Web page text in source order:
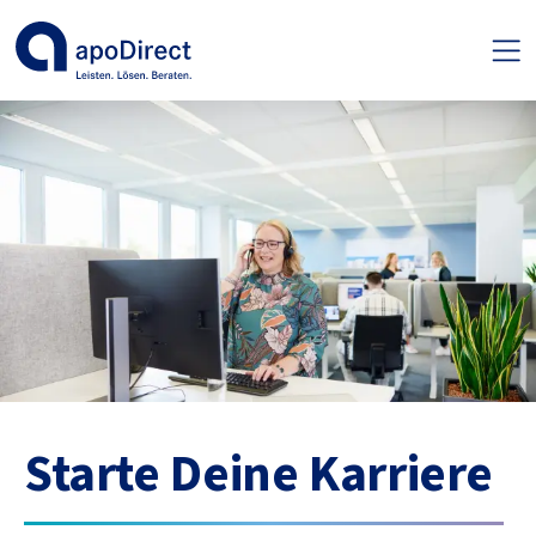
Starte Deine Karriere